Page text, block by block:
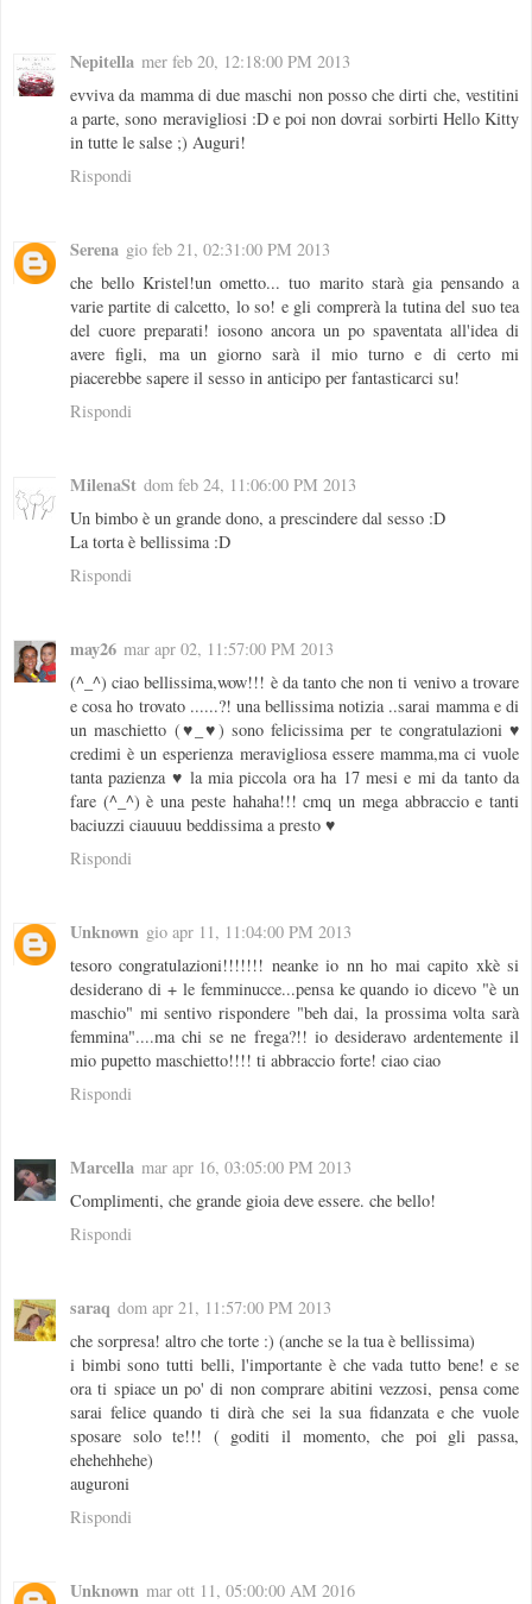
Nepitella mer feb 20, 12:18:00 PM 2013
evviva da mamma di due maschi non posso che dirti che, vestitini
a parte, sono meravigliosi :D e poi non dovrai sorbirti Hello Kitty
in tutte le salse ;) Auguri!
Rispondi
Serena gio feb 21, 02:31:00 PM 2013
che bello Kristel!un ometto... tuo marito starà gia pensando a
varie partite di calcetto, lo so! e gli comprerà la tutina del suo tea
del cuore preparati! iosono ancora un po spaventata all'idea di
avere figli, ma un giorno sarà il mio turno e di certo mi
piacerebbe sapere il sesso in anticipo per fantasticarci su!
Rispondi
MilenaSt dom feb 24, 11:06:00 PM 2013
Un bimbo è un grande dono, a prescindere dal sesso :D
La torta è bellissima :D
Rispondi
may26 mar apr 02, 11:57:00 PM 2013
(^_^) ciao bellissima,wow!!! è da tanto che non ti venivo a trovare
e cosa ho trovato ......?! una bellissima notizia ..sarai mamma e di
un maschietto (♥_♥) sono felicissima per te congratulazioni ♥
credimi è un esperienza meravigliosa essere mamma,ma ci vuole
tanta pazienza ♥ la mia piccola ora ha 17 mesi e mi da tanto da
fare (^_^) è una peste hahaha!!! cmq un mega abbraccio e tanti
baciuzzi ciauuuu beddissima a presto ♥
Rispondi
Unknown gio apr 11, 11:04:00 PM 2013
tesoro congratulazioni!!!!!!! neanke io nn ho mai capito xkè si
desiderano di + le femminucce...pensa ke quando io dicevo "è un
maschio" mi sentivo rispondere "beh dai, la prossima volta sarà
femmina"....ma chi se ne frega?!! io desideravo ardentemente il
mio pupetto maschietto!!!! ti abbraccio forte! ciao ciao
Rispondi
Marcella mar apr 16, 03:05:00 PM 2013
Complimenti, che grande gioia deve essere. che bello!
Rispondi
saraq dom apr 21, 11:57:00 PM 2013
che sorpresa! altro che torte :) (anche se la tua è bellissima)
i bimbi sono tutti belli, l'importante è che vada tutto bene! e se
ora ti spiace un po' di non comprare abitini vezzosi, pensa come
sarai felice quando ti dirà che sei la sua fidanzata e che vuole
sposare solo te!!! ( goditi il momento, che poi gli passa,
ehehehhehe)
auguroni
Rispondi
Unknown mar ott 11, 05:00:00 AM 2016